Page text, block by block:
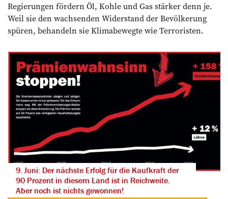
Regierungen fördern Öl, Kohle und Gas stärker denn je.
Weil sie den wachsenden Widerstand der Bevölkerung
spüren, behandeln sie Klima­bewegte wie Terroristen.
9. Juni: Der nächste Erfolg für die Kaufkraft der
90 Prozent in diesem Land ist in Reichweite.
Aber noch ist nichts gewonnen!